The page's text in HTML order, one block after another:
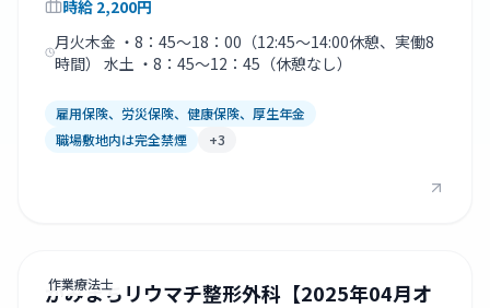
時給 2,200円
月火木金 ・8：45～18：00（12:45～14:00休憩、実働8
時間） 水土 ・8：45～12：45（休憩なし）
雇用保険、労災保険、健康保険、厚生年金
職場敷地内は完全禁煙
+3
作業療法士
かみまちリウマチ整形外科【2025年04月オ